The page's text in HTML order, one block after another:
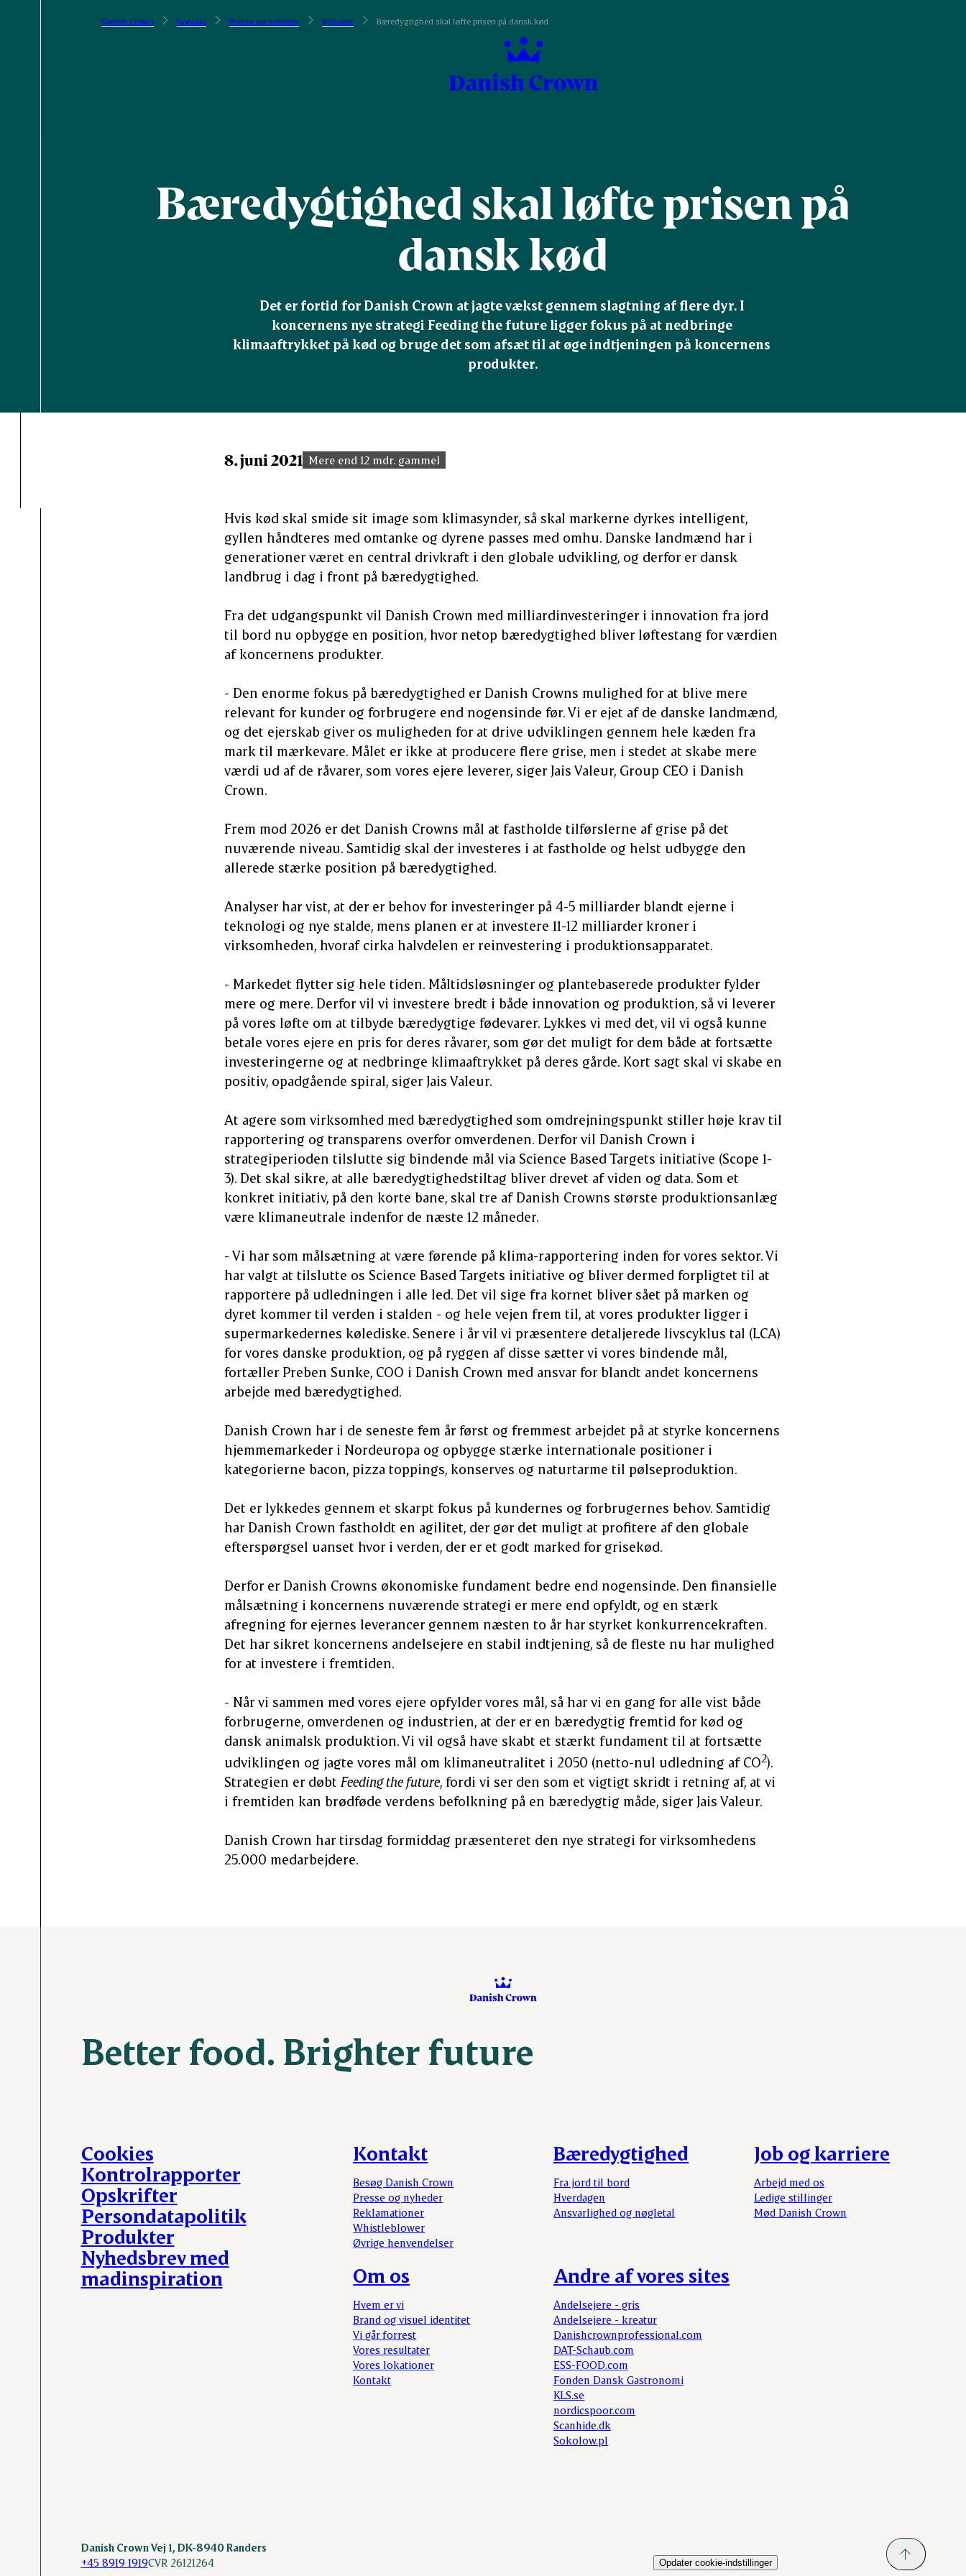
Danish Crown Kontakt Presse og nyheder Nyheder Bæredygtighed skal løfte prisen på dansk kød
Bæredygtighed skal løfte prisen på
dansk kød
Det er fortid for Danish Crown at jagte vækst gennem slagtning af flere dyr. I
koncernens nye strategi Feeding the future ligger fokus på at nedbringe
klimaaftrykket på kød og bruge det som afsæt til at øge indtjeningen på koncernens
produkter.
8. juni 2021 Mere end 12 mdr. gammel
Hvis kød skal smide sit image som klimasynder, så skal markerne dyrkes intelligent,
gyllen håndteres med omtanke og dyrene passes med omhu. Danske landmænd har i
generationer været en central drivkraft i den globale udvikling, og derfor er dansk
landbrug i dag i front på bæredygtighed.
Fra det udgangspunkt vil Danish Crown med milliardinvesteringer i innovation fra jord
til bord nu opbygge en position, hvor netop bæredygtighed bliver løftestang for værdien
af koncernens produkter.
- Den enorme fokus på bæredygtighed er Danish Crowns mulighed for at blive mere
relevant for kunder og forbrugere end nogensinde før. Vi er ejet af de danske landmænd,
og det ejerskab giver os muligheden for at drive udviklingen gennem hele kæden fra
mark til mærkevare. Målet er ikke at producere flere grise, men i stedet at skabe mere
værdi ud af de råvarer, som vores ejere leverer, siger Jais Valeur, Group CEO i Danish
Crown.
Frem mod 2026 er det Danish Crowns mål at fastholde tilførslerne af grise på det
nuværende niveau. Samtidig skal der investeres i at fastholde og helst udbygge den
allerede stærke position på bæredygtighed.
Analyser har vist, at der er behov for investeringer på 4-5 milliarder blandt ejerne i
teknologi og nye stalde, mens planen er at investere 11-12 milliarder kroner i
virksomheden, hvoraf cirka halvdelen er reinvestering i produktionsapparatet.
- Markedet flytter sig hele tiden. Måltidsløsninger og plantebaserede produkter fylder
mere og mere. Derfor vil vi investere bredt i både innovation og produktion, så vi leverer
på vores løfte om at tilbyde bæredygtige fødevarer. Lykkes vi med det, vil vi også kunne
betale vores ejere en pris for deres råvarer, som gør det muligt for dem både at fortsætte
investeringerne og at nedbringe klimaaftrykket på deres gårde. Kort sagt skal vi skabe en
positiv, opadgående spiral, siger Jais Valeur.
At agere som virksomhed med bæredygtighed som omdrejningspunkt stiller høje krav til
rapportering og transparens overfor omverdenen. Derfor vil Danish Crown i
strategiperioden tilslutte sig bindende mål via Science Based Targets initiative (Scope 1-
3). Det skal sikre, at alle bæredygtighedstiltag bliver drevet af viden og data. Som et
konkret initiativ, på den korte bane, skal tre af Danish Crowns største produktionsanlæg
være klimaneutrale indenfor de næste 12 måneder.
- Vi har som målsætning at være førende på klima-rapportering inden for vores sektor. Vi
har valgt at tilslutte os Science Based Targets initiative og bliver dermed forpligtet til at
rapportere på udledningen i alle led. Det vil sige fra kornet bliver sået på marken og
dyret kommer til verden i stalden - og hele vejen frem til, at vores produkter ligger i
supermarkedernes kølediske. Senere i år vil vi præsentere detaljerede livscyklus tal (LCA)
for vores danske produktion, og på ryggen af disse sætter vi vores bindende mål,
fortæller Preben Sunke, COO i Danish Crown med ansvar for blandt andet koncernens
arbejde med bæredygtighed.
Danish Crown har i de seneste fem år først og fremmest arbejdet på at styrke koncernens
hjemmemarkeder i Nordeuropa og opbygge stærke internationale positioner i
kategorierne bacon, pizza toppings, konserves og naturtarme til pølseproduktion.
Det er lykkedes gennem et skarpt fokus på kundernes og forbrugernes behov. Samtidig
har Danish Crown fastholdt en agilitet, der gør det muligt at profitere af den globale
efterspørgsel uanset hvor i verden, der er et godt marked for grisekød.
Derfor er Danish Crowns økonomiske fundament bedre end nogensinde. Den finansielle
målsætning i koncernens nuværende strategi er mere end opfyldt, og en stærk
afregning for ejernes leverancer gennem næsten to år har styrket konkurrencekraften.
Det har sikret koncernens andelsejere en stabil indtjening, så de fleste nu har mulighed
for at investere i fremtiden.
- Når vi sammen med vores ejere opfylder vores mål, så har vi en gang for alle vist både
forbrugerne, omverdenen og industrien, at der er en bæredygtig fremtid for kød og
dansk animalsk produktion. Vi vil også have skabt et stærkt fundament til at fortsætte
udviklingen og jagte vores mål om klimaneutralitet i 2050 (netto-nul udledning af CO2).
Strategien er døbt Feeding the future, fordi vi ser den som et vigtigt skridt i retning af, at vi
i fremtiden kan brødføde verdens befolkning på en bæredygtig måde, siger Jais Valeur.
Danish Crown har tirsdag formiddag præsenteret den nye strategi for virksomhedens
25.000 medarbejdere.
Better food. Brighter future
Kontakt
Besøg Danish Crown
Presse og nyheder
Reklamationer
Whistleblower
Øvrige henvendelser
Bæredygtighed
Fra jord til bord
Hverdagen
Ansvarlighed og nøgletal
Job og karriere
Arbejd med os
Ledige stillinger
Mød Danish Crown
Om os
Hvem er vi
Brand og visuel identitet
Vi går forrest
Vores resultater
Vores lokationer
Kontakt
Andre af vores sites
Andelsejere - gris
Andelsejere - kreatur
Danishcrownprofessional.com
DAT-Schaub.com
ESS-FOOD.com
Fonden Dansk Gastronomi
KLS.se
nordicspoor.com
Scanhide.dk
Sokolow.pl
Cookies
Kontrolrapporter
Opskrifter
Persondatapolitik
Produkter
Nyhedsbrev med
madinspiration
Danish Crown Vej 1, DK-8940 Randers
+45 8919 1919CVR 26121264 Opdater cookie-indstillinger